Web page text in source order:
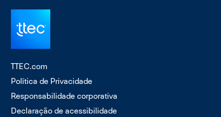
TTEC.com
Política de Privacidade
Responsabilidade corporativa
Declaração de acessibilidade